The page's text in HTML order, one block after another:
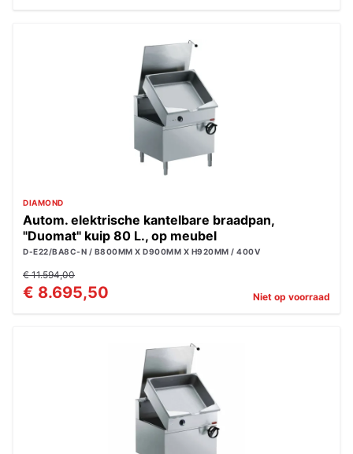
DIAMOND
Autom. elektrische kantelbare braadpan,
"Duomat" kuip 80 L., op meubel
D-E22/BA8C-N / B800MM X D900MM X H920MM / 400V
€ 11.594,00
€ 8.695,50 Niet op voorraad